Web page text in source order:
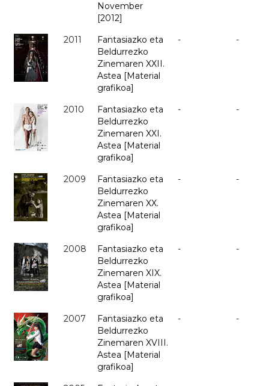
November
[2012]
2011
Fantasiazko eta
Beldurrezko
Zinemaren XXII.
Astea [Material
grafikoa]
- -
2010
Fantasiazko eta
Beldurrezko
Zinemaren XXI.
Astea [Material
grafikoa]
- -
2009
Fantasiazko eta
Beldurrezko
Zinemaren XX.
Astea [Material
grafikoa]
- -
2008
Fantasiazko eta
Beldurrezko
Zinemaren XIX.
Astea [Material
grafikoa]
- -
2007
Fantasiazko eta
Beldurrezko
Zinemaren XVIII.
Astea [Material
grafikoa]
- -